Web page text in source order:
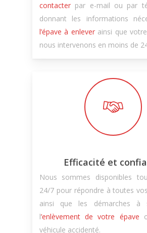
contacterpar e-mail ou par
donnant les informations
l’épave à enleverainsi que
nous intervenons en moins de
Efficacité et
Nous sommes disponibles
24/7 pour répondre à toutes
ainsi que les démarches à
l’enlèvement de votre épave
véhicule accidenté.